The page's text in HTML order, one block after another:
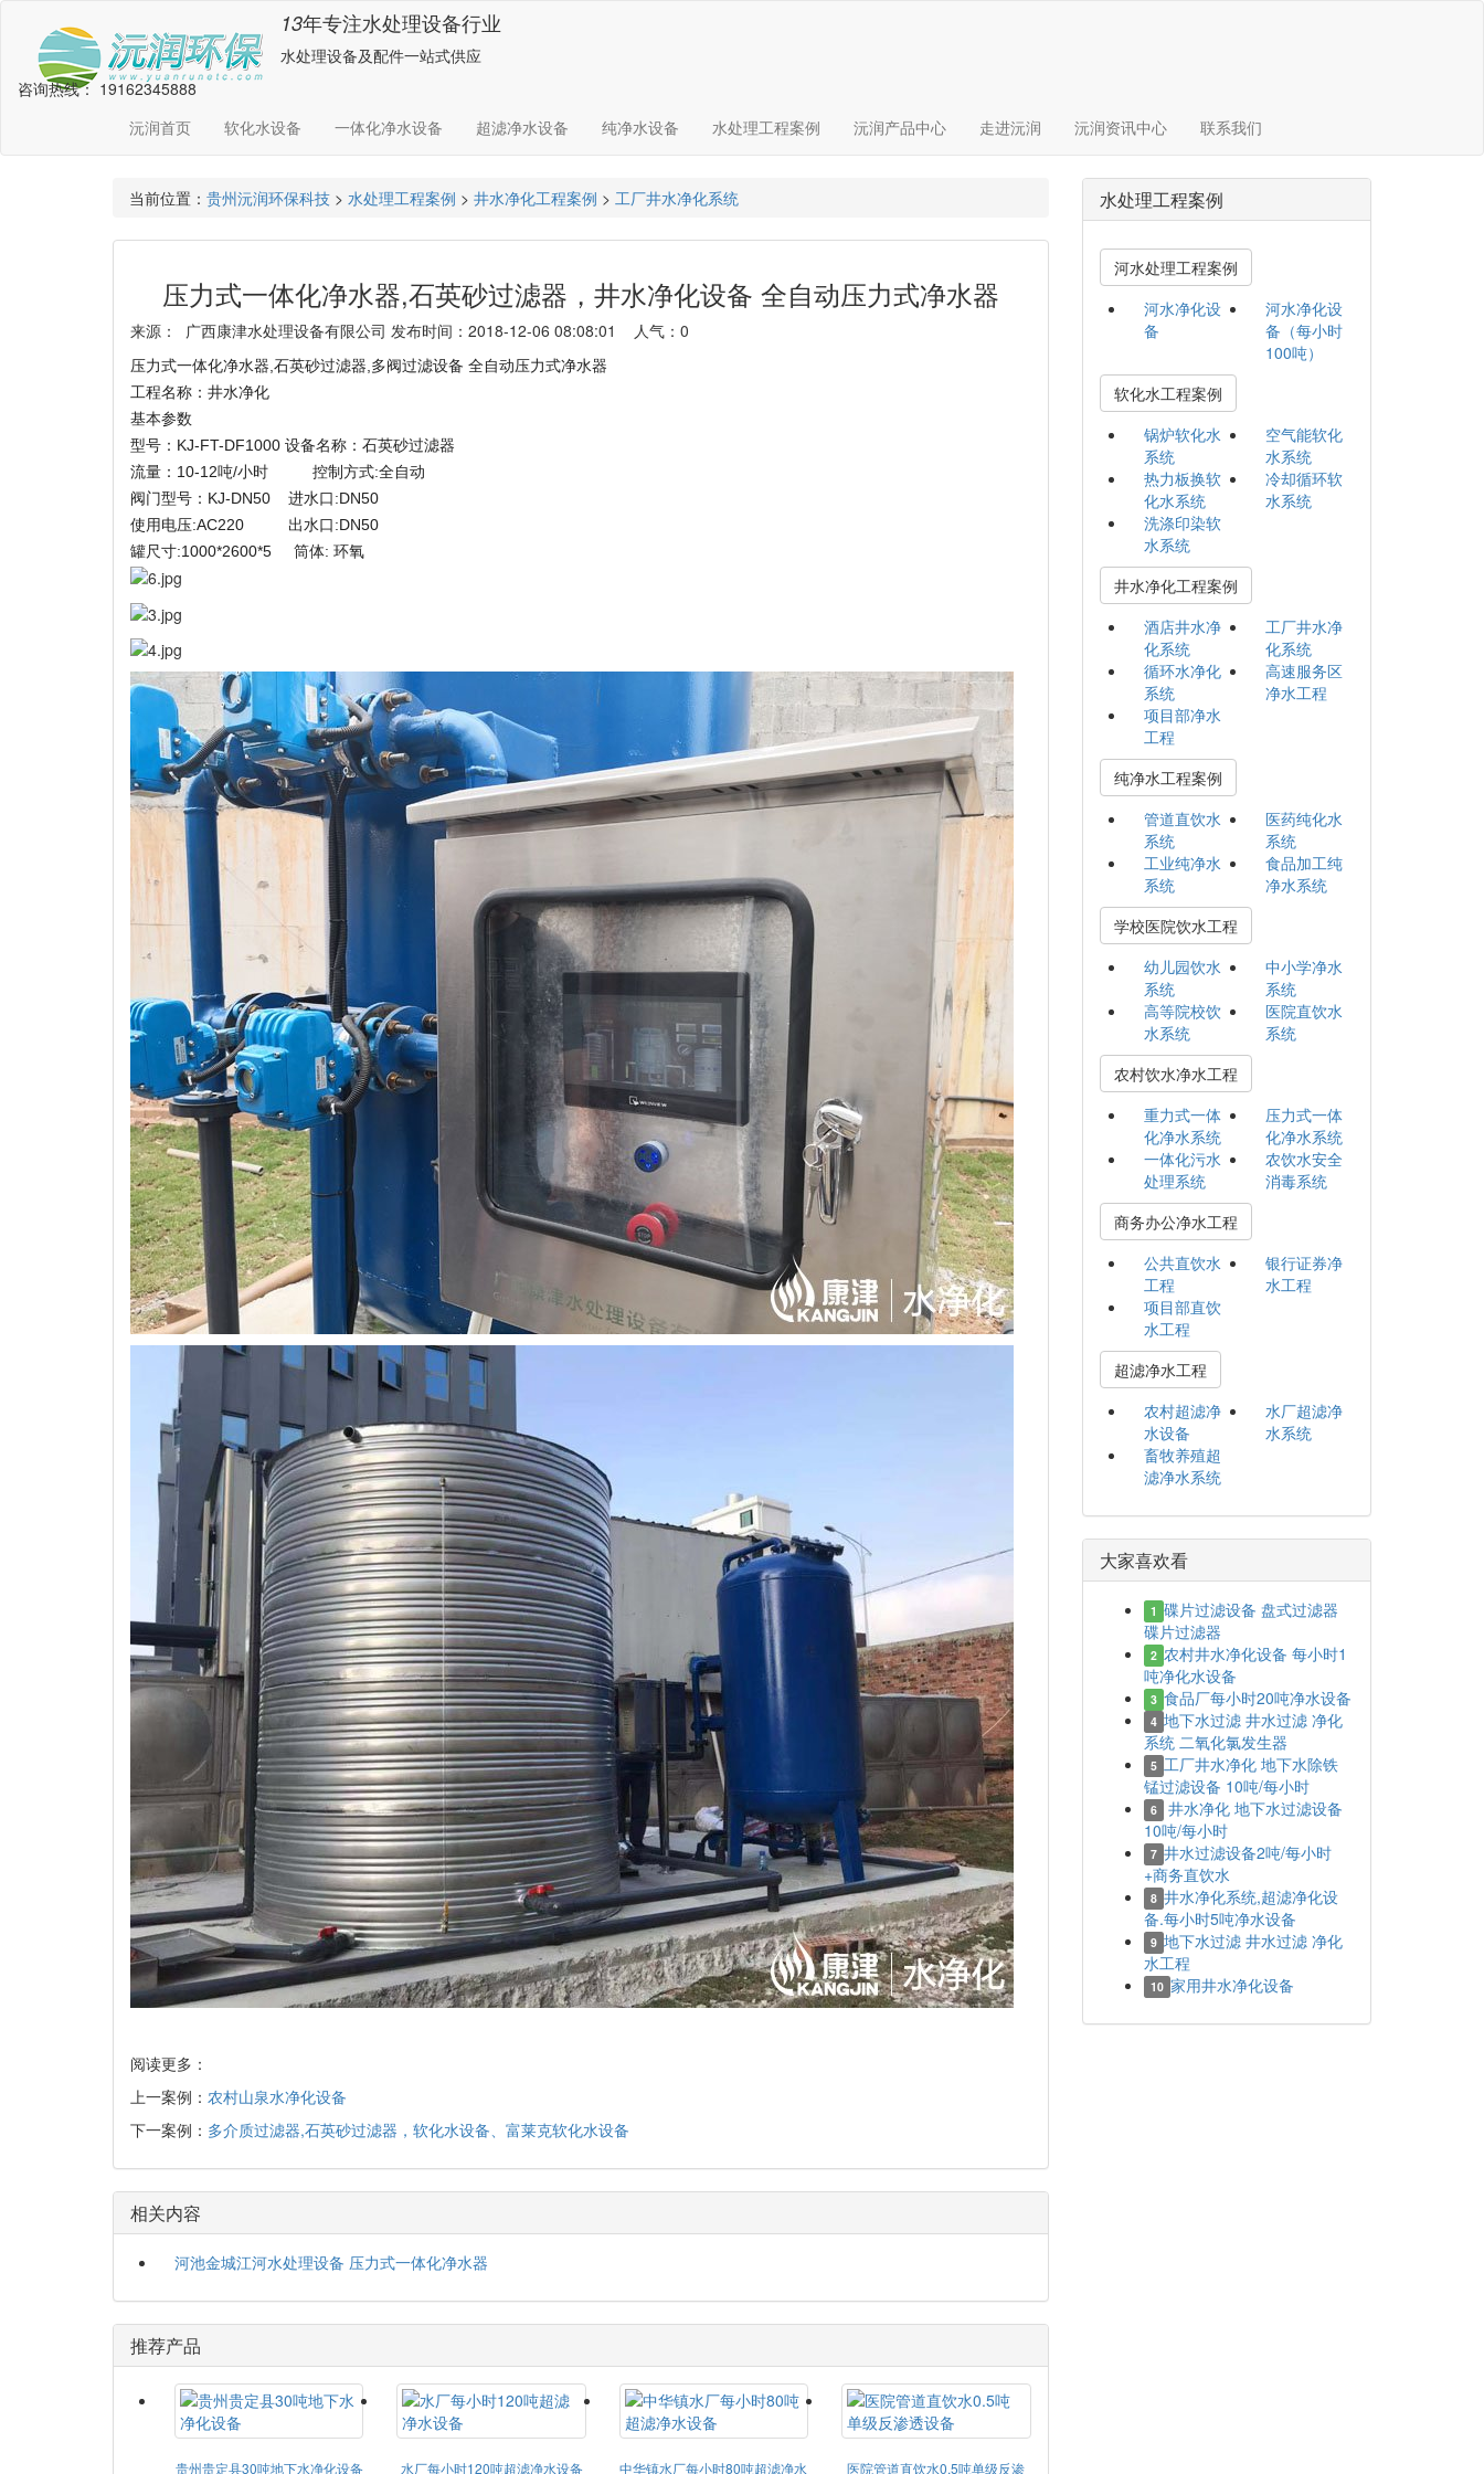
13年专注水处理设备行业
水处理设备及配件一站式供应
咨询热线： 19162345888
沅润首页
软化水设备 一体化净水设备 超滤净水设备 纯净水设备 水处理工程案例 沅润产品中心 走进沅润 沅润资讯中心 联系我们
当前位置： 贵州沅润环保科技 > 水处理工程案例 > 井水净化工程案例 > 工厂井水净化系统
压力式一体化净水器,石英砂过滤器，井水净化设备 全自动压力式净水器
来源： 广西康津水处理设备有限公司 发布时间：2018-12-06 08:08:01 人气： 0
压力式一体化净水器,石英砂过滤器,多阀过滤设备 全自动压力式净水器
工程名称：井水净化
基本参数
型号：KJ-FT-DF1000 设备名称：石英砂过滤器
流量：10-12吨/小时 控制方式:全自动
阀门型号：KJ-DN50 进水口:DN50
使用电压:AC220 出水口:DN50
罐尺寸:1000*2600*5 筒体: 环氧
阅读更多：
上一案例： 农村山泉水净化设备
下一案例： 多介质过滤器,石英砂过滤器，软化水设备、富莱克软化水设备
相关内容
河池金城江河水处理设备 压力式一体化净水器
推荐产品
贵州贵定县30吨地下水净化设备 水厂每小时120吨超滤净水设备 中华镇水厂每小时80吨超滤净水 医院管道直饮水0.5吨单级反渗
水处理工程案例
河水处理工程案例
河水净化设
备
河水净化设
备（每小时
100吨）
软化水工程案例
锅炉软化水
系统
空气能软化
水系统
热力板换软
化水系统
冷却循环软
水系统
洗涤印染软
水系统
井水净化工程案例
酒店井水净
化系统
工厂井水净
化系统
循环水净化
系统
高速服务区
净水工程
项目部净水
工程
纯净水工程案例
管道直饮水
系统
医药纯化水
系统
工业纯净水
系统
食品加工纯
净水系统
学校医院饮水工程
幼儿园饮水
系统
中小学净水
系统
高等院校饮
水系统
医院直饮水
系统
农村饮水净水工程
重力式一体
化净水系统
压力式一体
化净水系统
一体化污水
处理系统
农饮水安全
消毒系统
商务办公净水工程
公共直饮水
工程
银行证券净
水工程
项目部直饮
水工程
超滤净水工程
农村超滤净
水设备
水厂超滤净
水系统
畜牧养殖超
滤净水系统
大家喜欢看
1 碟片过滤设备 盘式过滤器
碟片过滤器
2 农村井水净化设备 每小时1
吨净化水设备
3 食品厂每小时20吨净水设备
4 地下水过滤 井水过滤 净化
系统 二氧化氯发生器
5 工厂井水净化 地下水除铁
锰过滤设备 10吨/每小时
6
井水净化 地下水过滤设备
10吨/每小时
7 井水过滤设备2吨/每小时
+商务直饮水
8 井水净化系统,超滤净化设
备.每小时5吨净水设备
9 地下水过滤 井水过滤 净化
水工程
10 家用井水净化设备